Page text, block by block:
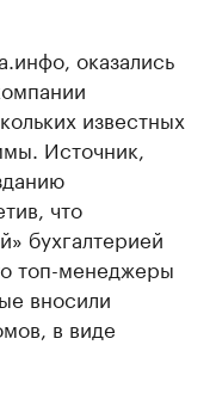
оказались
известных
Источник,
что
бухгалтерией
топ-менеджеры
​вносили
в виде